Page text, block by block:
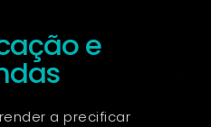
e
a precificar